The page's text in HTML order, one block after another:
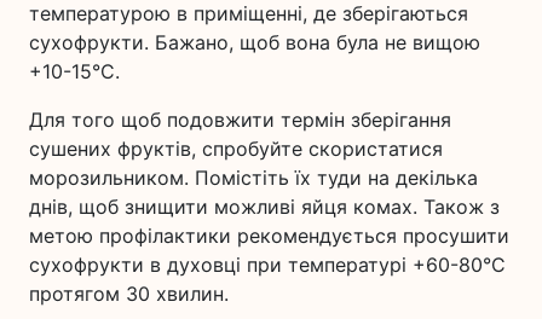
температурою в приміщенні, де зберігаються
сухофрукти. Бажано, щоб вона була не вищою
+10-15°C.
Для того щоб подовжити термін зберігання
сушених фруктів, спробуйте скористатися
морозильником. Помістіть їх туди на декілька
днів, щоб знищити можливі яйця комах. Також з
метою профілактики рекомендується просушити
сухофрукти в духовці при температурі +60-80°C
протягом 30 хвилин.